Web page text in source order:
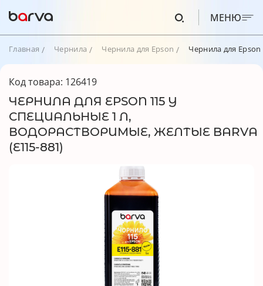
МЕНЮ
Главная Чернила Чернила для Epson Чернила для
Код товара: 126419
ЧЕРНИЛА ДЛЯ EPSON 115 Y
СПЕЦИАЛЬНЫЕ 1 Л,
ВОДОРАСТВОРИМЫЕ, ЖЕЛТЫЕ BARVA
(E115-881)